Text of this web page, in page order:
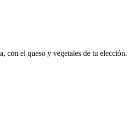
con el queso y vegetales de tu elección.